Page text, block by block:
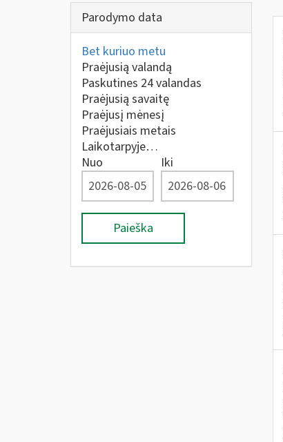
Parodymo data
Bet kuriuo metu
Praėjusią valandą
Paskutines 24 valandas
Praėjusią savaitę
Praėjusį mėnesį
Praėjusiais metais
Laikotarpyje…
Nuo
Iki
Paieška